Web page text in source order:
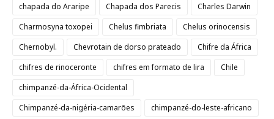
chapada do Araripe
Chapada dos Parecis
Charles Darwin
Charmosyna toxopei
Chelus fimbriata
Chelus orinocensis
Chernobyl.
Chevrotain de dorso prateado
Chifre da África
chifres de rinoceronte
chifres em formato de lira
Chile
chimpanzé-da-África-Ocidental
Chimpanzé-da-nigéria-camarões
chimpanzé-do-leste-africano